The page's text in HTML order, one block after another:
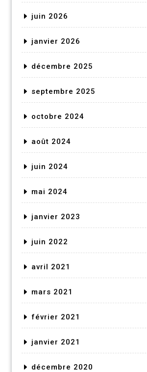
juin 2026
janvier 2026
décembre 2025
septembre 2025
octobre 2024
août 2024
juin 2024
mai 2024
janvier 2023
juin 2022
avril 2021
mars 2021
février 2021
janvier 2021
décembre 2020